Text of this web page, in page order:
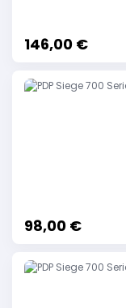
146,00 €
98,00 €